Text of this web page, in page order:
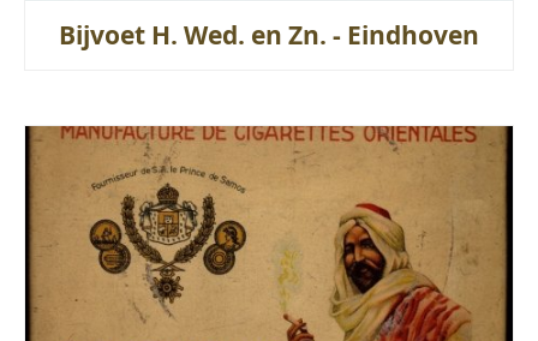
Bijvoet H. Wed. en Zn. - Eindhoven